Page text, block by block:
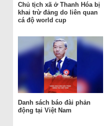
Chủ tịch xã ở Thanh Hóa bị
khai trừ đảng do liên quan
cá độ world cup
Danh sách báo đài phản
động tại Việt Nam